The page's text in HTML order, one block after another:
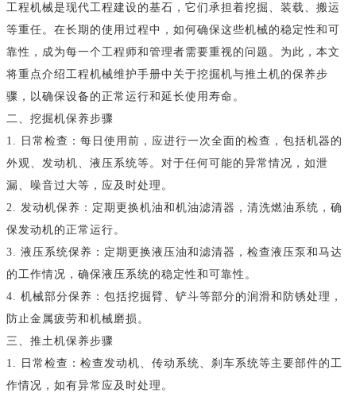
工程机械是现代工程建设的基石，它们承担着挖掘、装载、搬运
等重任。在长期的使用过程中，如何确保这些机械的稳定性和可
靠性，成为每一个工程师和管理者需要重视的问题。为此，本文
将重点介绍工程机械维护手册中关于挖掘机与推土机的保养步
骤，以确保设备的正常运行和延长使用寿命。
二、挖掘机保养步骤
1. 日常检查：每日使用前，应进行一次全面的检查，包括机器的
外观、发动机、液压系统等。对于任何可能的异常情况，如泄
漏、噪音过大等，应及时处理。
2. 发动机保养：定期更换机油和机油滤清器，清洗燃油系统，确
保发动机的正常运行。
3. 液压系统保养：定期更换液压油和滤清器，检查液压泵和马达
的工作情况，确保液压系统的稳定性和可靠性。
4. 机械部分保养：包括挖掘臂、铲斗等部分的润滑和防锈处理，
防止金属疲劳和机械磨损。
三、推土机保养步骤
1. 日常检查：检查发动机、传动系统、刹车系统等主要部件的工
作情况，如有异常应及时处理。